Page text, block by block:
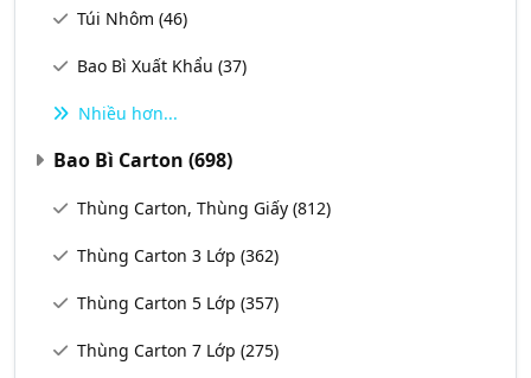
Túi Nhôm (46)
Bao Bì Xuất Khẩu (37)
Nhiều hơn...
Bao Bì Carton (698)
Thùng Carton, Thùng Giấy (812)
Thùng Carton 3 Lớp (362)
Thùng Carton 5 Lớp (357)
Thùng Carton 7 Lớp (275)